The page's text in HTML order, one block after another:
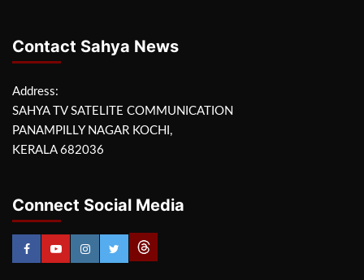
Contact Sahya News
Address:
SAHYA TV SATELITE COMMUNICATION
PANAMPILLY NAGAR KOCHI,
KERALA 682036
Connect Social Media